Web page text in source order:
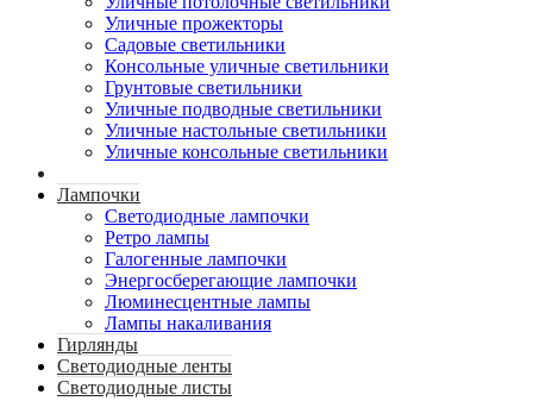
Уличные прожекторы
Садовые светильники
Консольные уличные светильники
Грунтовые светильники
Уличные подводные светильники
Уличные настольные светильники
Уличные консольные светильники
Лампочки
Светодиодные лампочки
Ретро лампы
Галогенные лампочки
Энергосберегающие лампочки
Люминесцентные лампы
Лампы накаливания
Гирлянды
Светодиодные ленты
Светодиодные листы